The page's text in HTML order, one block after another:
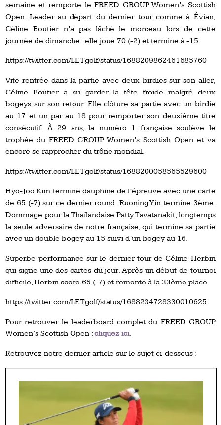
semaine et remporte le FREED GROUP Women’s Scottish
Open. Leader au départ du dernier tour comme à Évian,
Céline Boutier n’a pas lâché le morceau lors de cette
journée de dimanche : elle joue 70 (-2) et termine à -15.
https://twitter.com/LETgolf/status/1688209862461685760
Vite rentrée dans la partie avec deux birdies sur son aller,
Céline Boutier a su garder la tête froide malgré deux
bogeys sur son retour. Elle clôture sa partie avec un birdie
au 17 et un par au 18 pour remporter son deuxième titre
consécutif. À 29 ans, la numéro 1 française soulève le
trophée du FREED GROUP Women’s Scottish Open et va
encore se rapprocher du trône mondial.
https://twitter.com/LETgolf/status/1688200058565529600
Hyo-Joo Kim termine dauphine de l’épreuve avec une carte
de 65 (-7) sur ce dernier round. Ruoning Yin termine 3ème.
Dommage pour la Thaïlandaise Patty Tavatanakit, longtemps
la seule adversaire de notre française, qui termine sa partie
avec un double bogey au 15 suivi d’un bogey au 16.
Superbe performance sur le dernier tour de Céline Herbin
qui signe une des cartes du jour. Après un début de tournoi
difficile, Herbin score 65 (-7) et remonte à la 33ème place.
https://twitter.com/LETgolf/status/1688234728330010625
Pour retrouver le leaderboard complet du FREED GROUP
Women’s Scottish Open :cliquez ici.
Retrouvez notre dernier article sur le sujet ci-dessous :